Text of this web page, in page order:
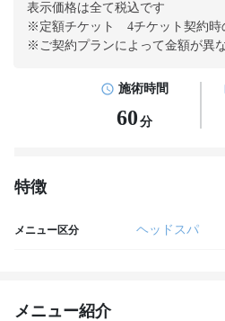
表示価格は全て税込です
※定額チケット 4チケット契約時
※ご契約プランによって金額が異
施術時間
60 分
特徴
メニュー区分 ヘッドスパ
メニュー紹介